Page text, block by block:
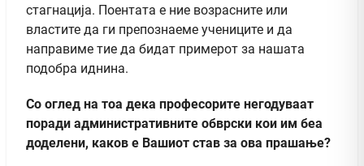
стагнација. Поентата е ние возрасните или
властите да ги препознаеме учениците и да
направиме тие да бидат примерот за нашата
подобра иднина.
Со оглед на тоа дека професорите негодуваат
поради административните обврски кои им беа
доделени, каков е Вашиот став за ова прашање?